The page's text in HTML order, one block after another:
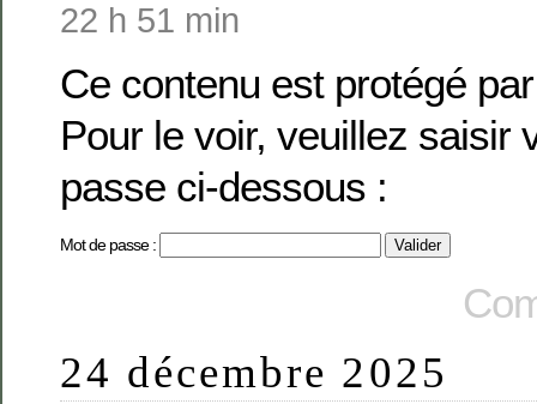
22 h 51 min
Ce contenu est protégé
Pour le voir, veuillez saisir
passe ci-dessous :
Mot de passe :
24 décembre 2025